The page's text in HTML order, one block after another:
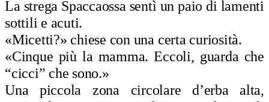
La strega Spaccaossa sentì un paio di lamenti
sottili e acuti.
«Micetti?» chiese con una certa curiosità.
«Cinque più la mamma. Eccoli, guarda che
“cicci” che sono.»
Una piccola zona circolare d’erba alta,